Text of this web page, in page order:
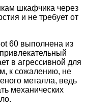
шкафчика через
и не требует от
60 выполнена из
в агрессивной для
к сожалению, не
металла, ведь
механических